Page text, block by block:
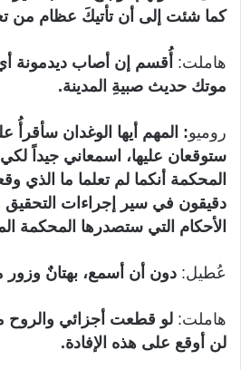
كما شئت إلى أن تأتيكَ عظام من
هاملت: أُقسم إن أصاب ديدمونة
موتك حديث صبيةِ المدينة.
روميو: المهم أيها الوغدان سأقرأُ
ستوقعان عليها، اسمعاني جيداً لكي
المحكمة أنكما لم تعلما ما الذي
دقيقون في سير إجراءات التحقيق
الأحكام التي ستصدرها المحكمة
عُطيل: دون أن أسمع، بهتانٌ وزور
هاملت: لو قطعت أجزائي
لن أوقع على هذه الإفادة.